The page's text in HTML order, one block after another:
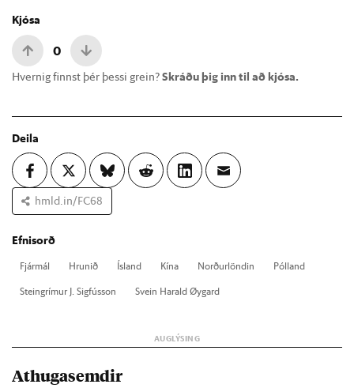
Kjósa
0
Hvernig finnst þér þessi grein?Skráðu þig inn til að kjósa.
Deila
hmld.in/FC68
Efnisorð
Fjár­mál Hrun­ið Ís­land Kína Norð­ur­lönd­in
Pól­land
Stein­grím­ur J. Sig­fús­son
Svein Har­ald Øygard
Athugasemdir